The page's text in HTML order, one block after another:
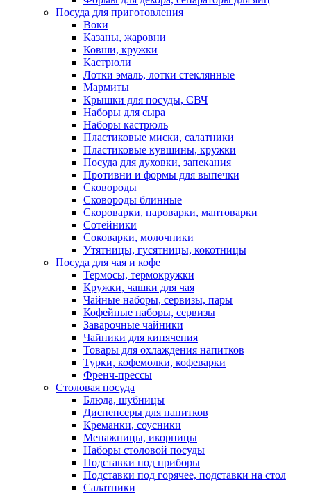
Посуда для приготовления
Воки
Казаны, жаровни
Ковши, кружки
Кастрюли
Лотки эмаль, лотки стеклянные
Мармиты
Крышки для посуды, СВЧ
Наборы для сыра
Наборы кастрюль
Пластиковые миски, салатники
Пластиковые кувшины, кружки
Посуда для духовки, запекания
Противни и формы для выпечки
Сковороды
Сковороды блинные
Скороварки, пароварки, мантоварки
Сотейники
Соковарки, молочники
Утятницы, гусятницы, кокотницы
Посуда для чая и кофе
Термосы, термокружки
Кружки, чашки для чая
Чайные наборы, сервизы, пары
Кофейные наборы, сервизы
Заварочные чайники
Чайники для кипячения
Товары для охлаждения напитков
Турки, кофемолки, кофеварки
Френч-прессы
Столовая посуда
Блюда, шубницы
Диспенсеры для напитков
Креманки, соусники
Менажницы, икорницы
Наборы столовой посуды
Подставки под приборы
Подставки под горячее, подставки на стол
Салатники